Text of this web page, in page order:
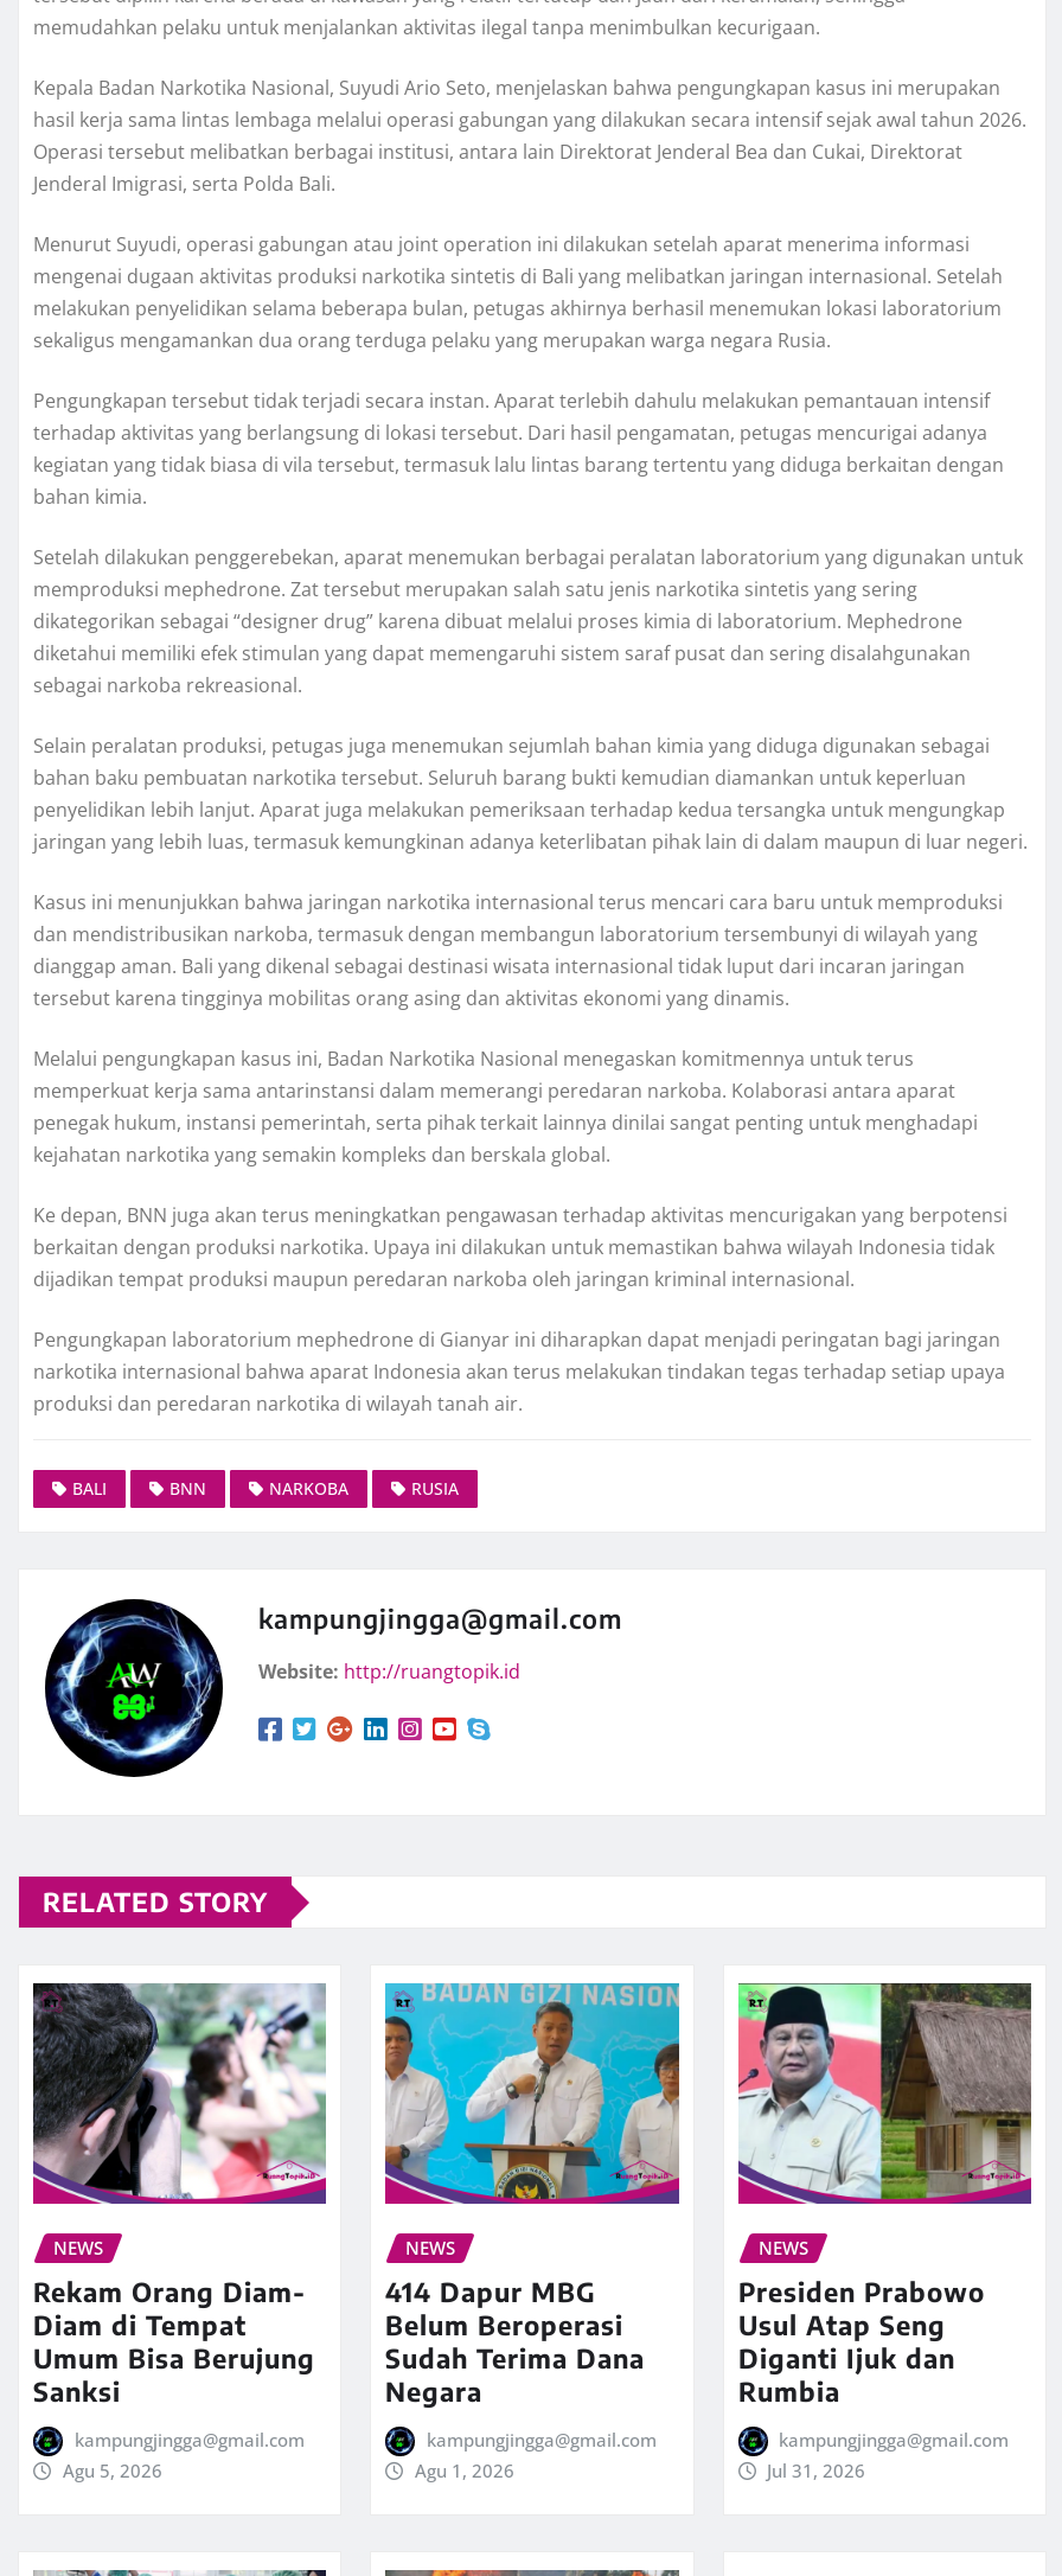
memudahkan pelaku untuk menjalankan aktivitas ilegal tanpa menimbulkan kecurigaan.
Kepala Badan Narkotika Nasional, Suyudi Ario Seto, menjelaskan bahwa pengungkapan kasus ini merupakan
hasil kerja sama lintas lembaga melalui operasi gabungan yang dilakukan secara intensif sejak awal tahun 2026.
Operasi tersebut melibatkan berbagai institusi, antara lain Direktorat Jenderal Bea dan Cukai, Direktorat
Jenderal Imigrasi, serta Polda Bali.
Menurut Suyudi, operasi gabungan atau joint operation ini dilakukan setelah aparat menerima informasi
mengenai dugaan aktivitas produksi narkotika sintetis di Bali yang melibatkan jaringan internasional. Setelah
melakukan penyelidikan selama beberapa bulan, petugas akhirnya berhasil menemukan lokasi laboratorium
sekaligus mengamankan dua orang terduga pelaku yang merupakan warga negara Rusia.
Pengungkapan tersebut tidak terjadi secara instan. Aparat terlebih dahulu melakukan pemantauan intensif
terhadap aktivitas yang berlangsung di lokasi tersebut. Dari hasil pengamatan, petugas mencurigai adanya
kegiatan yang tidak biasa di vila tersebut, termasuk lalu lintas barang tertentu yang diduga berkaitan dengan
bahan kimia.
Setelah dilakukan penggerebekan, aparat menemukan berbagai peralatan laboratorium yang digunakan untuk
memproduksi mephedrone. Zat tersebut merupakan salah satu jenis narkotika sintetis yang sering
dikategorikan sebagai “designer drug” karena dibuat melalui proses kimia di laboratorium. Mephedrone
diketahui memiliki efek stimulan yang dapat memengaruhi sistem saraf pusat dan sering disalahgunakan
sebagai narkoba rekreasional.
Selain peralatan produksi, petugas juga menemukan sejumlah bahan kimia yang diduga digunakan sebagai
bahan baku pembuatan narkotika tersebut. Seluruh barang bukti kemudian diamankan untuk keperluan
penyelidikan lebih lanjut. Aparat juga melakukan pemeriksaan terhadap kedua tersangka untuk mengungkap
jaringan yang lebih luas, termasuk kemungkinan adanya keterlibatan pihak lain di dalam maupun di luar negeri.
Kasus ini menunjukkan bahwa jaringan narkotika internasional terus mencari cara baru untuk memproduksi
dan mendistribusikan narkoba, termasuk dengan membangun laboratorium tersembunyi di wilayah yang
dianggap aman. Bali yang dikenal sebagai destinasi wisata internasional tidak luput dari incaran jaringan
tersebut karena tingginya mobilitas orang asing dan aktivitas ekonomi yang dinamis.
Melalui pengungkapan kasus ini, Badan Narkotika Nasional menegaskan komitmennya untuk terus
memperkuat kerja sama antarinstansi dalam memerangi peredaran narkoba. Kolaborasi antara aparat
penegak hukum, instansi pemerintah, serta pihak terkait lainnya dinilai sangat penting untuk menghadapi
kejahatan narkotika yang semakin kompleks dan berskala global.
Ke depan, BNN juga akan terus meningkatkan pengawasan terhadap aktivitas mencurigakan yang berpotensi
berkaitan dengan produksi narkotika. Upaya ini dilakukan untuk memastikan bahwa wilayah Indonesia tidak
dijadikan tempat produksi maupun peredaran narkoba oleh jaringan kriminal internasional.
Pengungkapan laboratorium mephedrone di Gianyar ini diharapkan dapat menjadi peringatan bagi jaringan
narkotika internasional bahwa aparat Indonesia akan terus melakukan tindakan tegas terhadap setiap upaya
produksi dan peredaran narkotika di wilayah tanah air.
BALI BNN NARKOBA RUSIA
kampungjingga@gmail.com
Website: http://ruangtopik.id
RELATED STORY
NEWS
Rekam Orang Diam-
Diam di Tempat
Umum Bisa Berujung
Sanksi
kampungjingga@gmail.com
Agu 5, 2026
NEWS
414 Dapur MBG
Belum Beroperasi
Sudah Terima Dana
Negara
kampungjingga@gmail.com
Agu 1, 2026
NEWS
Presiden Prabowo
Usul Atap Seng
Diganti Ijuk dan
Rumbia
kampungjingga@gmail.com
Jul 31, 2026